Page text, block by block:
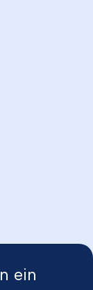
ein